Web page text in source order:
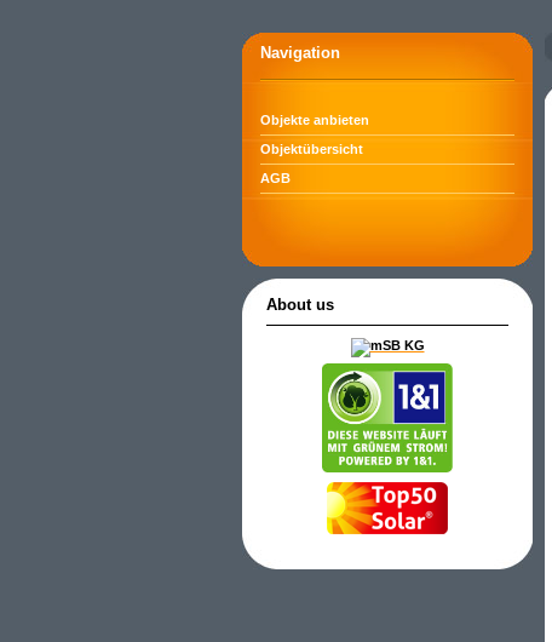
Navigation
Objekte anbieten
Objektübersicht
AGB
About us